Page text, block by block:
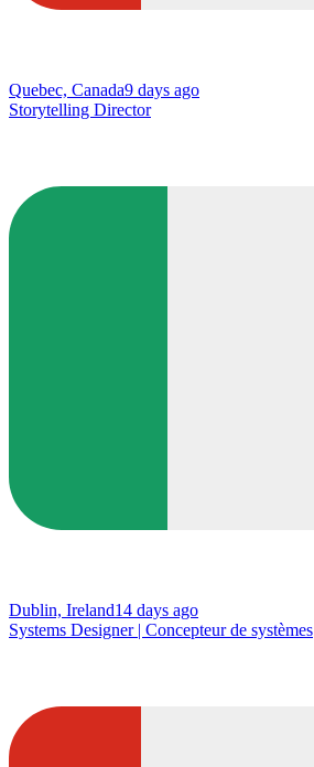
Quebec, Canada9 days ago
Storytelling Director
Dublin, Ireland14 days ago
Systems Designer | Concepteur de systèmes